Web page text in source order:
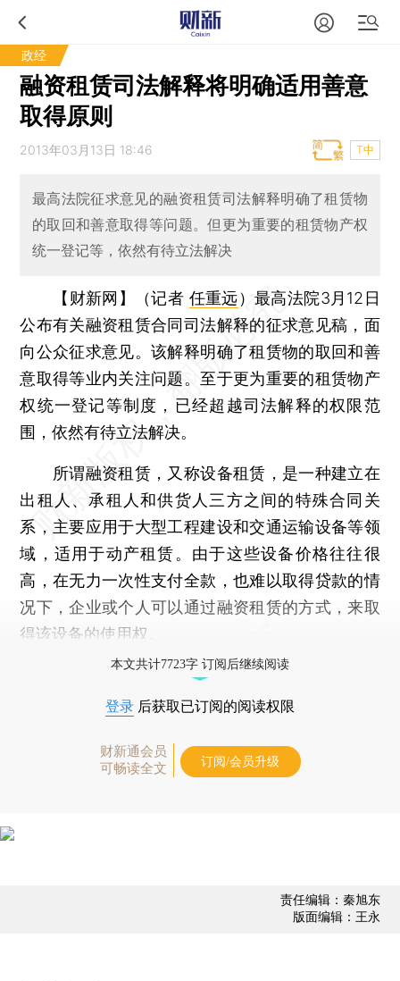
政经
融资租赁司法解释将明确适用善意
取得原则
2013年03月13日 18:46 T中
最高法院征求意见的融资租赁司法解释明确了租赁物
的取回和善意取得等问题。但更为重要的租赁物产权
统一登记等，依然有待立法解决
【财新网】（记者 任重远）最高法院3月12日
公布有关融资租赁合同司法解释的征求意见稿，面
向公众征求意见。该解释明确了租赁物的取回和善
意取得等业内关注问题。至于更为重要的租赁物产
权统一登记等制度，已经超越司法解释的权限范
围，依然有待立法解决。
所谓融资租赁，又称设备租赁，是一种建立在
出租人、承租人和供货人三方之间的特殊合同关
系，主要应用于大型工程建设和交通运输设备等领
域，适用于动产租赁。由于这些设备价格往往很
高，在无力一次性支付全款，也难以取得贷款的情
况下，企业或个人可以通过融资租赁的方式，来取
得该设备的使用权。
本文共计7723字 订阅后继续阅读
登录 后获取已订阅的阅读权限
财新通会员
可畅读全文
订阅/会员升级
责任编辑：秦旭东
版面编辑：王永